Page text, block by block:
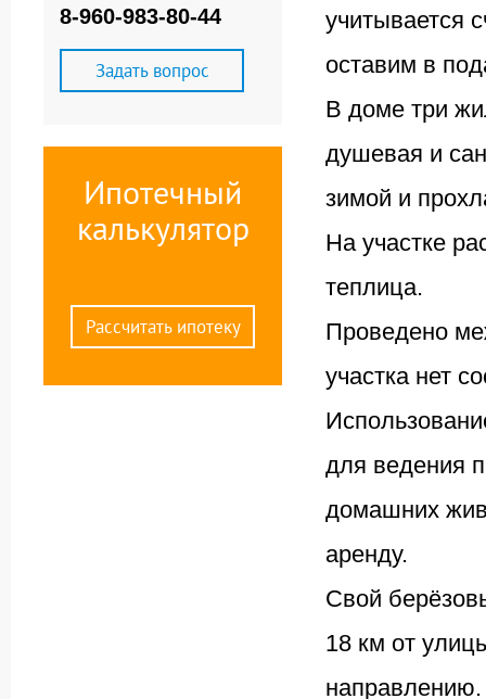
8-960-983-80-44
Задать вопрос
Ипотечный
калькулятор
Рассчитать ипотеку
учитывается
оставим в
В доме три
душевая и
зимой и
На участке
теплица.
Проведено
участка нет
для ведения
домашних
аренду.
Свой
18 км от
направлению.